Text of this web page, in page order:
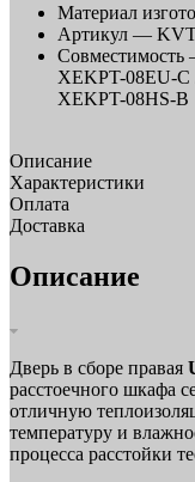
Материал
Артикул —
XEKPT-08EU-
XEKPT-08HS-B
Описание
Характеристики
Оплата
Доставка
Описание
Дверь в сборе правая
расстоечного шкафа
отличную
температуру и
процесса расстойки